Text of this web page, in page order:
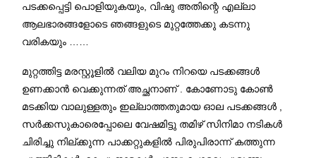
പടക്കപ്പെട്ടി പൊളിയുകയും, വിഷു അതിന്റെ എല്ലാ
ആലഭാരങ്ങളോടെ ഞങ്ങളുടെ മുറ്റത്തേക്കു കടന്നു
വരികയും ……
മുറ്റത്തിട്ട മരസ്റ്റൂളിൽ വലിയ മുറം നിറയെ പടക്കങ്ങൾ
ഉണക്കാൻ വെക്കുന്നത് അച്ഛനാണ് . കോണോടു കോൺ
മടക്കിയ വാലുള്ളതും ഇല്ലാത്തതുമായ ഓല പടക്കങ്ങൾ ,
സർക്കസുകാരെപ്പോലെ വേഷമിട്ടു തമിഴ് സിനിമാ നടികൾ
ചിരിച്ചു നില്ക്കുന്ന പാക്കറ്റുകളിൽ പിരുപിരാന്ന് കത്തുന്ന